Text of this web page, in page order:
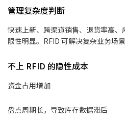
管理复杂度判断
快速上新、跨渠道销售、退货率高
限性明显。RFID 可解决复杂业务场
不上 RFID 的隐性成本
资金占用增加
盘点周期长，导致库存数据滞后